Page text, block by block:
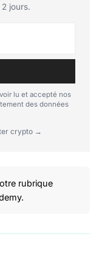
jours.
lu et accepté nos
des données
crypto →
rubrique